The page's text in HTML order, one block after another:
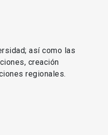
así como las
creación
regionales.